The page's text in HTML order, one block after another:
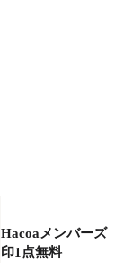
Hacoaメンバー
印1点無料